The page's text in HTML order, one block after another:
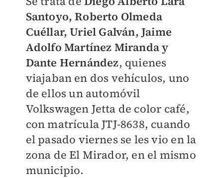
Santoyo, Roberto Olmeda
Cuéllar, Uriel Galván, Jaime
Adolfo Martínez Miranda y
Dante Hernández, quienes
viajaban en dos vehículos, uno
de ellos un automóvil
Volkswagen Jetta de color café,
con matrícula JTJ-8638, cuando
el pasado viernes se les vio en la
zona de El Mirador, en el mismo
municipio.